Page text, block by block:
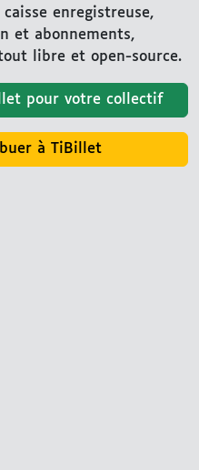
enregistreuse,
et abonnements,
libre et open-source.
pour votre collectif
à TiBillet